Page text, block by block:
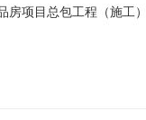
房项目总包工程（施
金缴纳方式投标保证